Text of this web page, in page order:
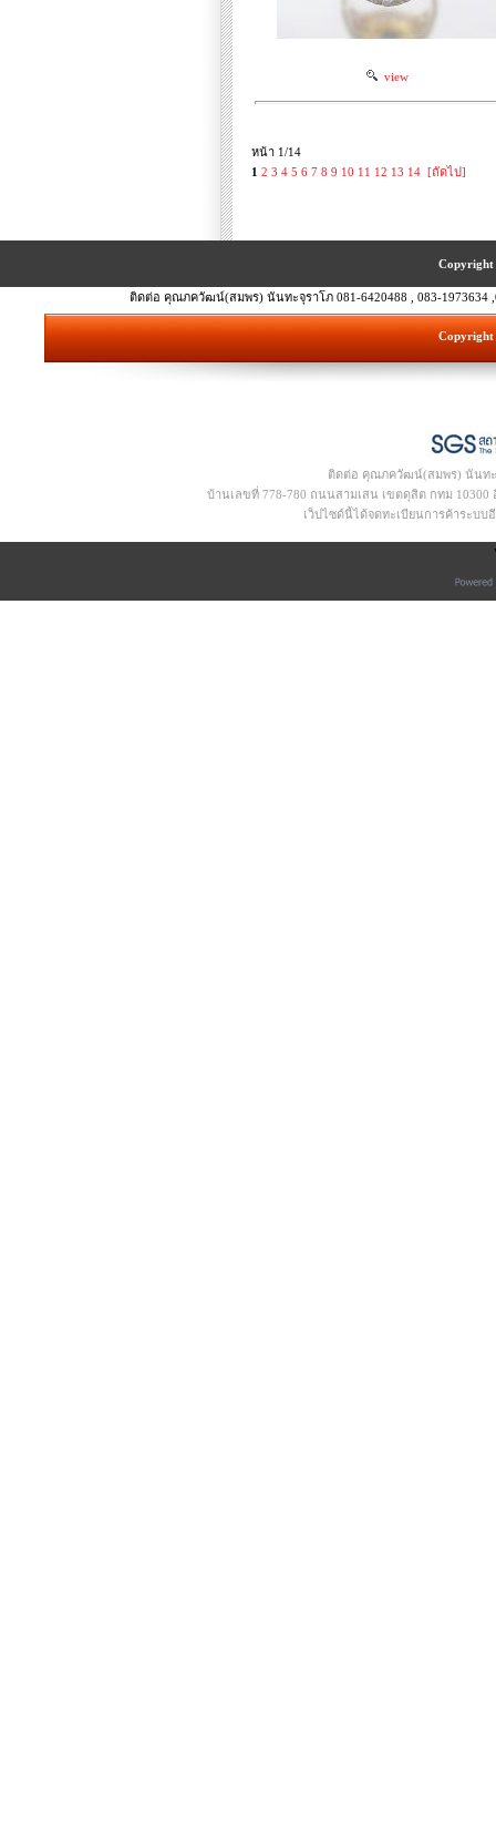
view
หน้า 1/14
1 2 3 4 5 6 7 8 9 10 11 12 13 14 [ถัดไป]
Copyright
ติดต่อ คุณภควัฒน์(สมพร) นันทะจุราโภ 081-6420488 , 083-1973634
Copyright
ติดต่อ คุณภควัฒน์(สมพร) นันทะจุ
บ้านเลขที่ 778-780 ถนนสามเสน เขตดุสิต กทม 10300 อี
เว็ปไซด์นี้ได้จดทะเบียนการค้าระบบ